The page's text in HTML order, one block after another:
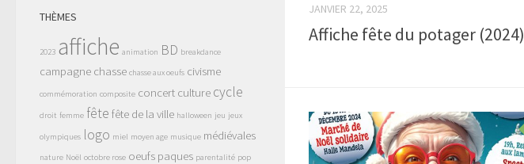
JANVIER 22, 2025
Affiche fête du potager (2024)
THÈMES
2023 affiche animation BD breakdance
campagne chasse chasse aux oeufs civisme
commémoration composite concert culture cycle
droit femme fête fête de la ville halloween jeu jeux
olympiques logo miel moyen age musique médiévales
nature Noël octobre rose oeufs paques parentalité pop